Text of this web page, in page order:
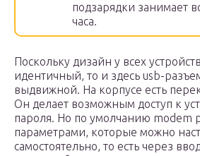
подзарядки занимает
часа.
Поскольку дизайн у всех
идентичный, то и здесь usb-
выдвижной. На корпусе есть
Он делает возможным доступ к
пароля. Но по умолчанию modem
параметрами, которые можно
самостоятельно, то есть через